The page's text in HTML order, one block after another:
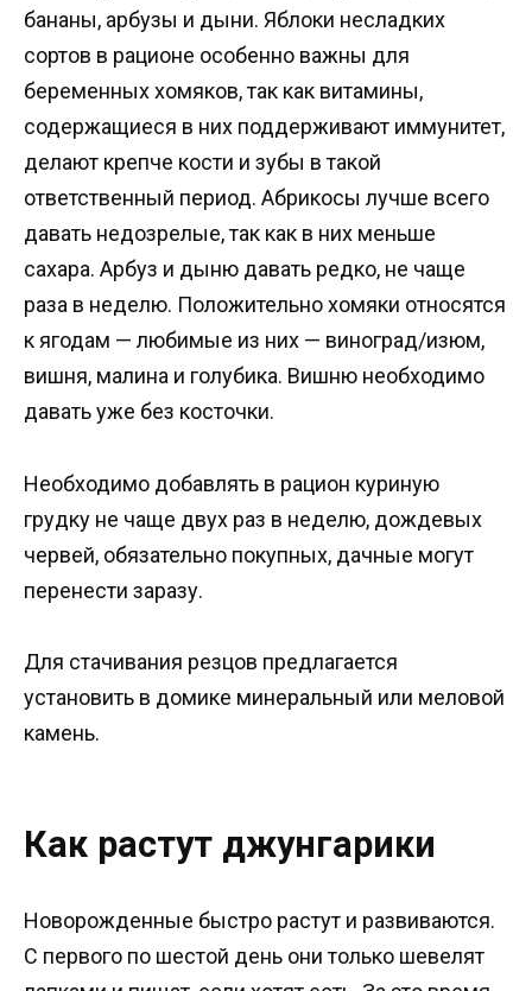
бананы, арбузы и дыни. Яблоки несладких
сортов в рационе особенно важны для
беременных хомяков, так как витамины,
содержащиеся в них поддерживают иммунитет,
делают крепче кости и зубы в такой
ответственный период. Абрикосы лучше всего
давать недозрелые, так как в них меньше
сахара. Арбуз и дыню давать редко, не чаще
раза в неделю. Положительно хомяки относятся
к ягодам — любимые из них — виноград/изюм,
вишня, малина и голубика. Вишню необходимо
давать уже без косточки.
Необходимо добавлять в рацион куриную
грудку не чаще двух раз в неделю, дождевых
червей, обязательно покупных, дачные могут
перенести заразу.
Для стачивания резцов предлагается
установить в домике минеральный или меловой
камень.
Как растут джунгарики
Новорожденные быстро растут и развиваются.
С первого по шестой день они только шевелят